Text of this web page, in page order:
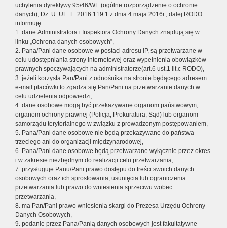
uchylenia dyrektywy 95/46/WE (ogólne rozporządzenie o ochronie
danych), Dz. U. UE. L. 2016.119.1 z dnia 4 maja 2016r., dalej RODO
informuję:
1. dane Administratora i Inspektora Ochrony Danych znajdują się w
linku „Ochrona danych osobowych”,
2. Pana/Pani dane osobowe w postaci adresu IP, są przetwarzane w
celu udostępniania strony internetowej oraz wypełnienia obowiązków
prawnych spoczywających na administratorze(art.6 ust.1 lit.c RODO),
3. jeżeli korzysta Pan/Pani z odnośnika na stronie będącego adresem
e-mail placówki to zgadza się Pan/Pani na przetwarzanie danych w
celu udzielenia odpowiedzi,
4. dane osobowe mogą być przekazywane organom państwowym,
organom ochrony prawnej (Policja, Prokuratura, Sąd) lub organom
samorządu terytorialnego w związku z prowadzonym postępowaniem,
5. Pana/Pani dane osobowe nie będą przekazywane do państwa
trzeciego ani do organizacji międzynarodowej,
6. Pana/Pani dane osobowe będą przetwarzane wyłącznie przez okres
i w zakresie niezbędnym do realizacji celu przetwarzania,
7. przysługuje Panu/Pani prawo dostępu do treści swoich danych
osobowych oraz ich sprostowania, usunięcia lub ograniczenia
przetwarzania lub prawo do wniesienia sprzeciwu wobec
przetwarzania,
8. ma Pan/Pani prawo wniesienia skargi do Prezesa Urzędu Ochrony
Danych Osobowych,
9. podanie przez Pana/Panią danych osobowych jest fakultatywne